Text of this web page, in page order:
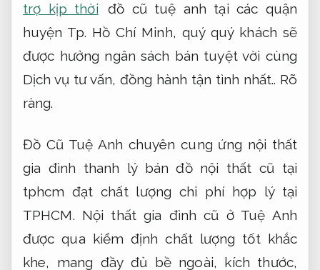
trợ kịp thời
đồ cũ tuệ anh tại các quận
huyện Tp. Hồ Chí Minh, quý quý khách sẽ
được hưởng ngân sách bán tuyệt vời cùng
Dịch vụ tư vấn, đồng hành tận tình nhất.. Rõ
ràng.
Đồ Cũ Tuệ Anh chuyên cung ứng nội thất
gia đình thanh lý bán đồ nội thất cũ tại
tphcm đạt chất lượng chi phí hợp lý tại
TPHCM. Nội thất gia đình cũ ở Tuệ Anh
được qua kiểm định chất lượng tốt khắc
khe, mang đầy đủ bề ngoài, kích thước,